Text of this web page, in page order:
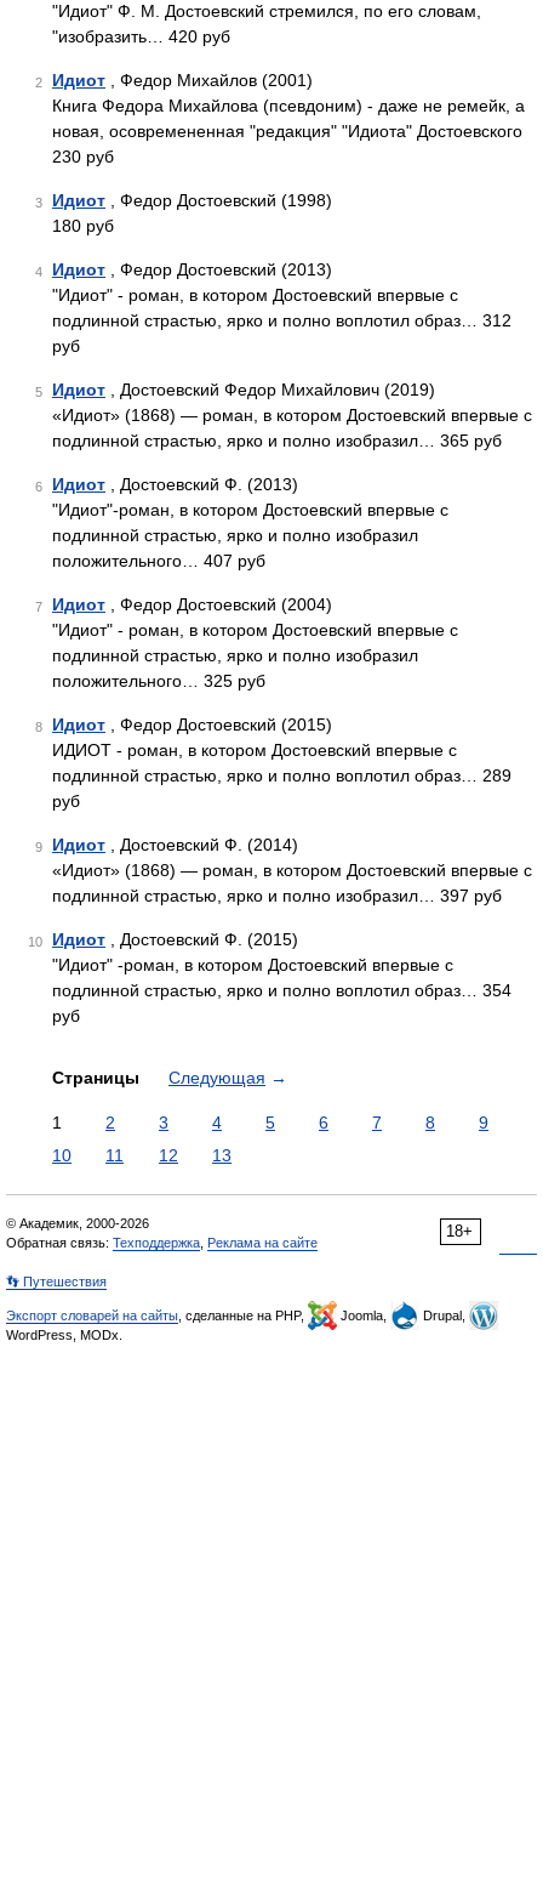
"Идиот" Ф. М. Достоевский стремился, по его словам,
"изобразить… 420 руб
2 Идиот , Федор Михайлов (2001)
Книга Федора Михайлова (псевдоним) - даже не ремейк, а
новая, осовремененная "редакция" "Идиота" Достоевского
230 руб
3 Идиот , Федор Достоевский (1998)
180 руб
4 Идиот , Федор Достоевский (2013)
"Идиот" - роман, в котором Достоевский впервые с
подлинной страстью, ярко и полно воплотил образ… 312
руб
5 Идиот , Достоевский Федор Михайлович (2019)
«Идиот» (1868) — роман, в котором Достоевский впервые с
подлинной страстью, ярко и полно изобразил… 365 руб
6 Идиот , Достоевский Ф. (2013)
"Идиот"-роман, в котором Достоевский впервые с
подлинной страстью, ярко и полно изобразил
положительного… 407 руб
7 Идиот , Федор Достоевский (2004)
"Идиот" - роман, в котором Достоевский впервые с
подлинной страстью, ярко и полно изобразил
положительного… 325 руб
8 Идиот , Федор Достоевский (2015)
ИДИОТ - роман, в котором Достоевский впервые с
подлинной страстью, ярко и полно воплотил образ… 289
руб
9 Идиот , Достоевский Ф. (2014)
«Идиот» (1868) — роман, в котором Достоевский впервые с
подлинной страстью, ярко и полно изобразил… 397 руб
10 Идиот , Достоевский Ф. (2015)
"Идиот" -роман, в котором Достоевский впервые с
подлинной страстью, ярко и полно воплотил образ… 354
руб
Страницы Следующая →
1 2 3 4 5 6 7 8
9
10
11 12 13
18+
© Академик, 2000-2026
Обратная связь: Техподдержка Реклама на сайте
👣 Путешествия
Экспорт словарей на сайты , сделанные на PHP, Joomla,
Drupal,
WordPress, MODx.